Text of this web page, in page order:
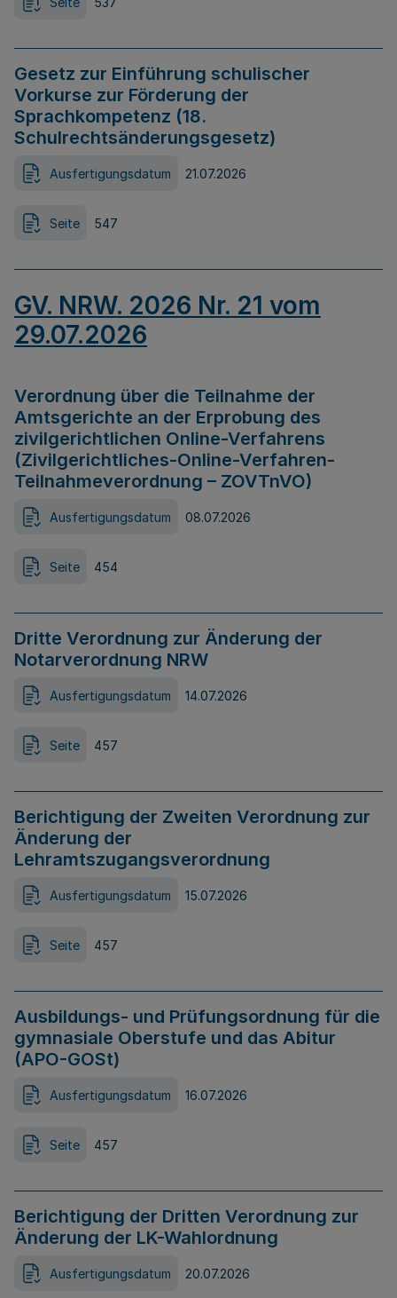
Gesetz zur Einführung schulischer
Vorkurse zur Förderung der
Sprachkompetenz (18.
Schulrechtsänderungsgesetz)
Ausfertigungsdatum 21.07.2026
Seite 547
GV. NRW. 2026 Nr. 21 vom
29.07.2026
Verordnung über die Teilnahme der
Amtsgerichte an der Erprobung des
zivilgerichtlichen Online-Verfahrens
(Zivilgerichtliches-Online-Verfahren-
Teilnahmeverordnung – ZOVTnVO)
Ausfertigungsdatum 08.07.2026
Seite 454
Dritte Verordnung zur Änderung der
Notarverordnung NRW
Ausfertigungsdatum 14.07.2026
Seite 457
Berichtigung der Zweiten Verordnung zur
Änderung der
Lehramtszugangsverordnung
Ausfertigungsdatum 15.07.2026
Seite 457
Ausbildungs- und Prüfungsordnung für die
gymnasiale Oberstufe und das Abitur
(APO-GOSt)
Ausfertigungsdatum 16.07.2026
Seite 457
Berichtigung der Dritten Verordnung zur
Änderung der LK-Wahlordnung
Ausfertigungsdatum 20.07.2026